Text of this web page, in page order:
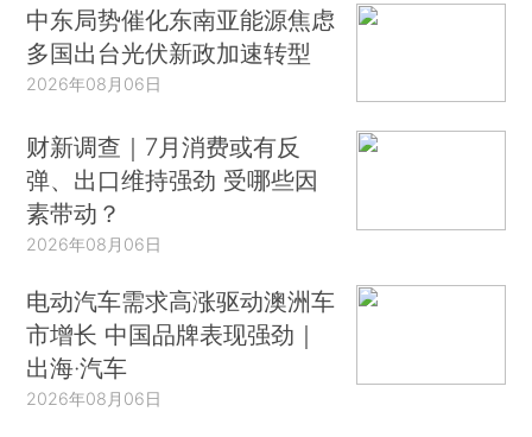
中东局势催化东南亚能源焦虑
多国出台光伏新政加速转型
2026年08月06日
财新调查｜7月消费或有反
弹、出口维持强劲 受哪些因
素带动？
2026年08月06日
电动汽车需求高涨驱动澳洲车
市增长 中国品牌表现强劲｜
出海·汽车
2026年08月06日